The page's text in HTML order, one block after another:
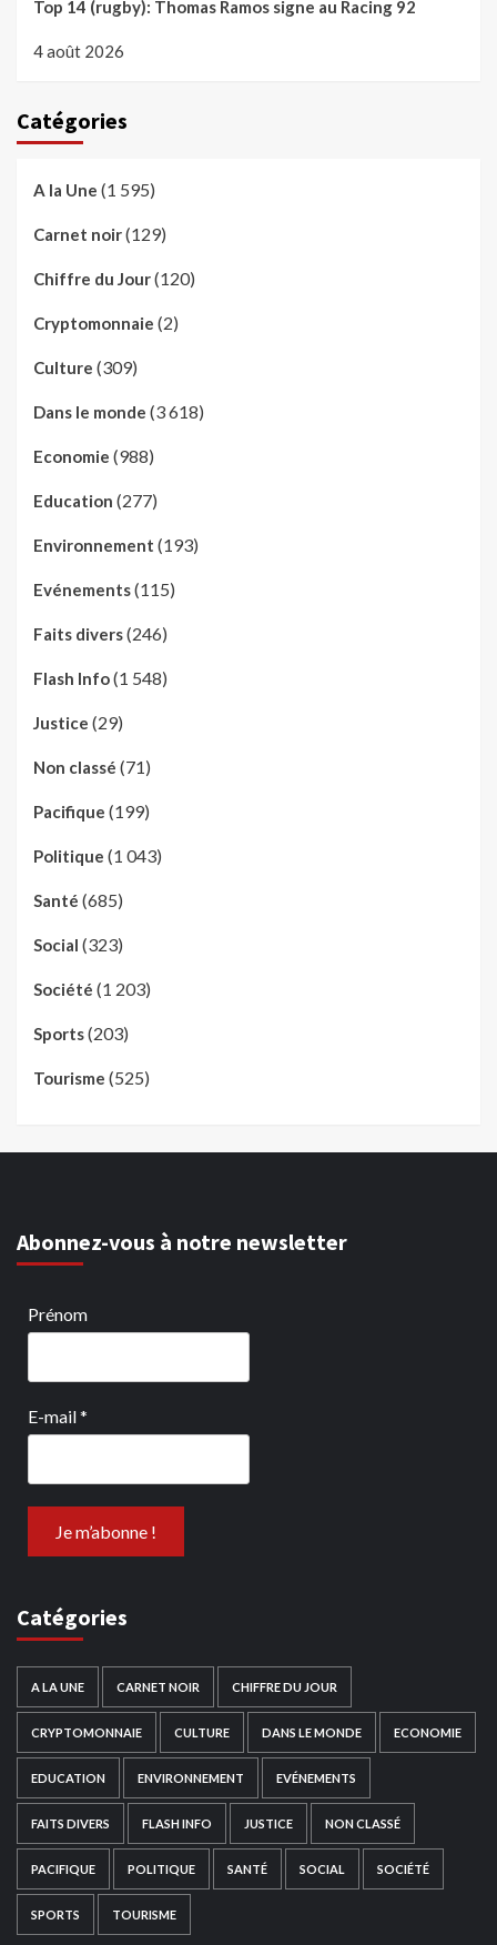
Top 14 (rugby): Thomas Ramos signe au Racing 92
4 août 2026
Catégories
A la Une (1 595)
Carnet noir(129)
Chiffre du Jour(120)
Cryptomonnaie (2)
Culture (309)
Dans le monde (3 618)
Economie (988)
Education (277)
Environnement (193)
Evénements(115)
Faits divers(246)
Flash Info(1 548)
Justice (29)
Non classé (71)
Pacifique (199)
Politique (1 043)
Santé (685)
Social (323)
Société (1 203)
Sports(203)
Tourisme (525)
Abonnez-vous à notre newsletter
Prénom
E-mail*
Catégories
A LA UNE CARNET NOIR CHIFFRE DU JOUR
CRYPTOMONNAIE CULTURE DANS LE MONDE ECONOMIE
EDUCATION ENVIRONNEMENT EVÉNEMENTS
FAITS DIVERS FLASH INFO JUSTICE NON CLASSÉ
PACIFIQUE POLITIQUE SANTÉ SOCIAL SOCIÉTÉ
SPORTS TOURISME